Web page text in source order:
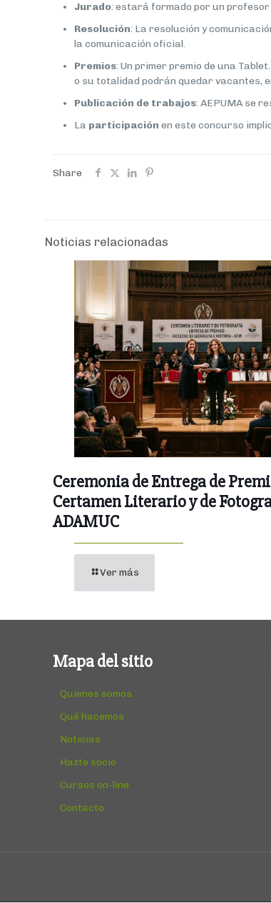
Jurado: estará formado por un profesor
Resolución: La resolución y
la comunicación oficial.
Premios: Un primer premio de una
o su totalidad podrán quedar vacantes,
Publicación de trabajos: AEPUMA se
La participaciónen este concurso
Share
Noticias relacionadas
Ceremonia de Entrega de
Certamen Literario y de
ADAMUC
Ver más
Mapa del sitio
Quienes somos
Qué hacemos
Noticias
Hazte socio
Cursos on-line
Contacto